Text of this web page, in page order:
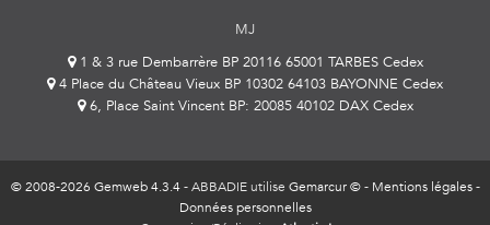
MJ
1 & 3 rue Dembarrère BP 20116 65001 TARBES Cedex
4 Place du Château Vieux BP 10302 64103 BAYONNE Cedex
6, Place Saint Vincent BP: 20085 40102 DAX Cedex
© 2008-2026 Gemweb 4.3.4- ABBADIE utilise Gemarcur ©- Mentions légales-
Données personnelles